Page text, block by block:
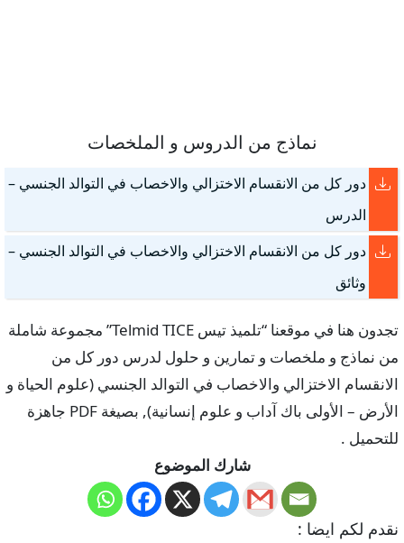
نماذج من الدروس و الملخصات
دور كل من الانقسام الاختزالي والاخصاب في التوالد الجنسي –
الدرس
دور كل من الانقسام الاختزالي والاخصاب في التوالد الجنسي –
وثائق
تجدون هنا في موقعنا “تلميذ تيس Telmid TICE” مجموعة شاملة
من نماذج و ملخصات و تمارين و حلول لدرس دور كل من
الانقسام الاختزالي والاخصاب في التوالد الجنسي (علوم الحياة و
الأرض – الأولى باك آداب و علوم إنسانية), بصيغة PDF جاهزة
للتحميل .
شارك الموضوع
نقدم لكم ايضا :